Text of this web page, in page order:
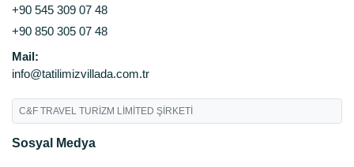
+90 545 309 07 48
+90 850 305 07 48
Mail:
info@tatilimizvillada.com.tr
C&F TRAVEL TURİZM LİMİTED ŞİRKETİ
Sosyal Medya